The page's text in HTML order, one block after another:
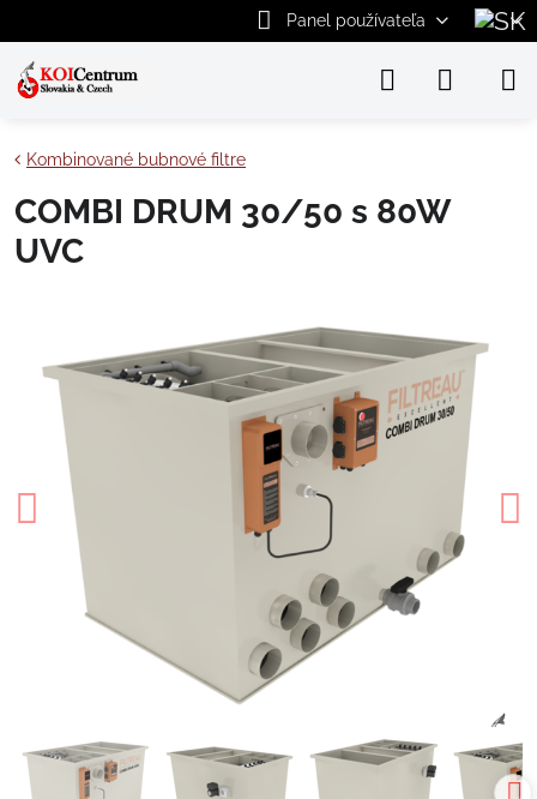
Panel používateľa
Kombinované bubnové filtre
COMBI DRUM 30/50 s 80W
UVC